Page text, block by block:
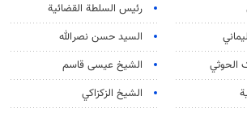
رئیس السلطة القضائیة
السيد حسن نصرالله
الحوثي
الشيخ عيسى قاسم
الشيخ الزكزاكي